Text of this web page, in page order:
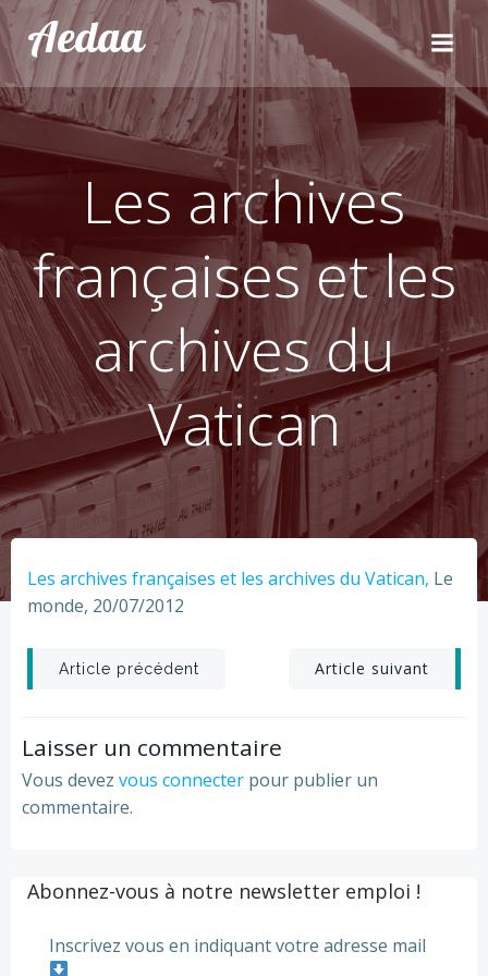
Aller
au
contenu
Aedaa
Les archives
françaises et les
archives du
Vatican
Les archives françaises et les archives du Vatican, Le
monde, 20/07/2012
Post
navigation
Article précédent
Post
navigation
Article suivant
Laisser un commentaire
Vous devez vous connecter pour publier un
commentaire.
Abonnez-vous à notre newsletter emploi !
Inscrivez vous en indiquant votre adresse mail